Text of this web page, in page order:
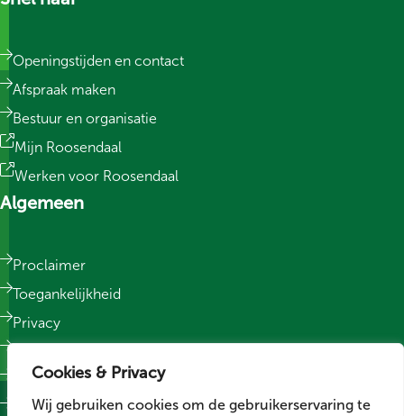
Cookies & Privacy
Wij gebruiken cookies om de gebruikerservaring te
Openingstijden en contact
Afspraak maken
Bestuur en organisatie
Mijn Roosendaal
Werken voor Roosendaal
Algemeen
Proclaimer
Toegankelijkheid
Privacy
Sitemap
Cookievoorkeuren wijzigen